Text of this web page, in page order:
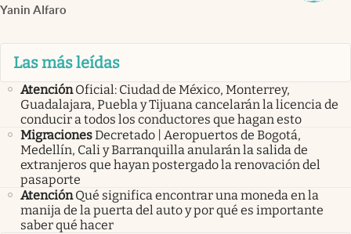
Yanin Alfaro
Las más leídas
Atención Oficial: Ciudad de México, Monterrey,
Guadalajara, Puebla y Tijuana cancelarán la licencia de
conducir a todos los conductores que hagan esto
MigracionesDecretado | Aeropuertos de Bogotá,
Medellín, Cali y Barranquilla anularán la salida de
extranjeros que hayan postergado la renovación del
pasaporte
Atención Qué significa encontrar una moneda en la
manija de la puerta del auto y por qué es importante
saber qué hacer